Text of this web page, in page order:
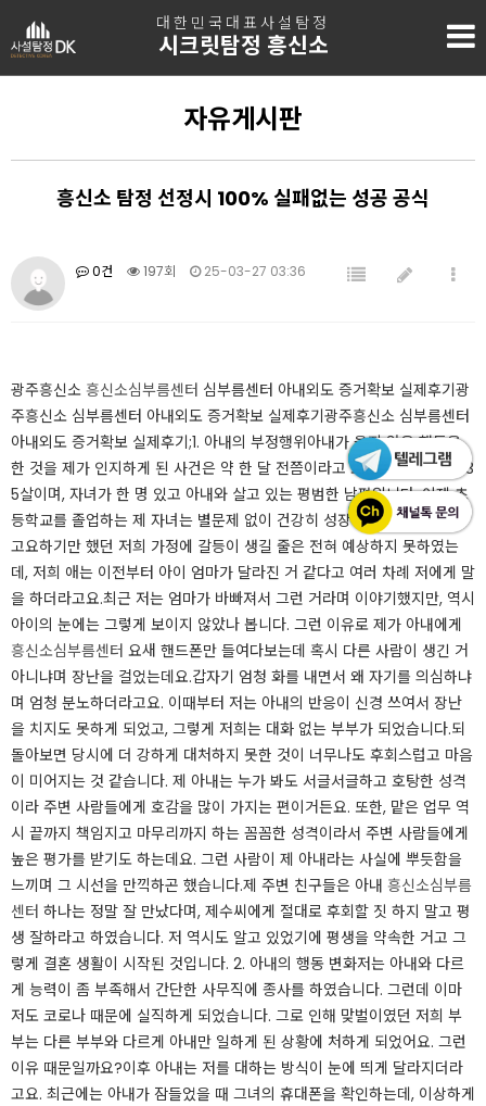
대한민국대표사설탐정
시크릿탐정 흥신소
자유게시판
흥신소 탐정 선정시 100% 실패없는 성공 공식
0건 197회 25-03-27 03:36
광주흥신소 흥신소심부름센터 심부름센터 아내외도 증거확보 실제후기​광
주흥신소 심부름센터 아내외도 증거확보 실제후기​광주흥신소 심부름센터
아내외도 증거확보 실제후기​;1. 아내의 부정행위아내가 옳지 않은 행동을
한 것을 제가 인지하게 된 사건은 약 한 달 전쯤이라고 보심 됩니다. ​​저는 3
5살이며, 자녀가 한 명 있고 아내와 살고 있는 평범한 남편입니다. 이제 초
등학교를 졸업하는 제 자녀는 별문제 없이 건강히 성장 중입니다.​​이렇게
고요하기만 했던 저희 가정에 갈등이 생길 줄은 전혀 예상하지 못하였는
데, 저희 애는 이전부터 아이 엄마가 달라진 거 같다고 여러 차례 저에게 말
을 하더라고요.​​최근 저는 엄마가 바빠져서 그런 거라며 이야기했지만, 역시
아이의 눈에는 그렇게 보이지 않았나 봅니다. 그런 이유로 제가 아내에게
흥신소심부름센터 요새 핸드폰만 들여다보는데 혹시 다른 사람이 생긴 거
아니냐며 장난을 걸었는데요.​​갑자기 엄청 화를 내면서 왜 자기를 의심하냐
며 엄청 분노하더라고요. 이때부터 저는 아내의 반응이 신경 쓰여서 장난
을 치지도 못하게 되었고, 그렇게 저희는 대화 없는 부부가 되었습니다.​​되
돌아보면 당시에 더 강하게 대처하지 못한 것이 너무나도 후회스럽고 마음
이 미어지는 것 같습니다. 제 아내는 누가 봐도 서글서글하고 호탕한 성격
이라 주변 사람들에게 호감을 많이 가지는 편이거든요. ​​또한, 맡은 업무 역
시 끝까지 책임지고 마무리까지 하는 꼼꼼한 성격이라서 주변 사람들에게
높은 평가를 받기도 하는데요. 그런 사람이 제 아내라는 사실에 뿌듯함을
느끼며 그 시선을 만끽하곤 했습니다.​​제 주변 친구들은 아내 흥신소심부름
센터 하나는 정말 잘 만났다며, 제수씨에게 절대로 후회할 짓 하지 말고 평
생 잘하라고 하였습니다. 저 역시도 알고 있었기에 평생을 약속한 거고 그
렇게 결혼 생활이 시작된 것입니다. ​2. 아내의 행동 변화저는 아내와 다르
게 능력이 좀 부족해서 간단한 사무직에 종사를 하였습니다. 그런데 이마
저도 코로나 때문에 실직하게 되었습니다. 그로 인해 맞벌이였던 저희 부
부는 다른 부부와 다르게 아내만 일하게 된 상황에 처하게 되었어요. 그런
이유 때문일까요?​​이후 아내는 저를 대하는 방식이 눈에 띄게 달라지더라
고요. 최근에는 아내가 잠들었을 때 그녀의 휴대폰을 확인하는데, 이상하게